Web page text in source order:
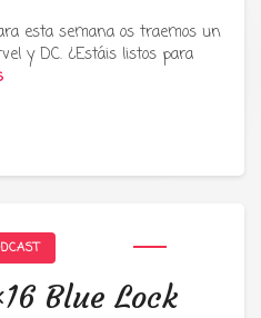
sobre manga,
japonesa ツ
esta semana os traemos un
y DC. ¿Estáis listos para
Blue Lock